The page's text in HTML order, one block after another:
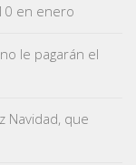
en enero
le pagarán el
Navidad, que